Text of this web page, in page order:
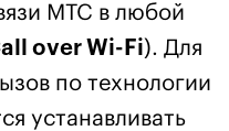
МТС в любой
over Wi-Fi). Для
по технологии
устанавливать